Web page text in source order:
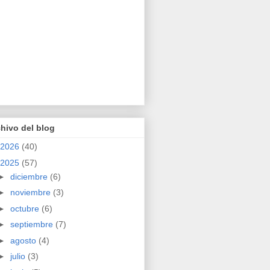
del blog
2026 (40)
2025 (57)
diciembre (6)
noviembre (3)
octubre (6)
septiembre (7)
agosto (4)
julio (3)